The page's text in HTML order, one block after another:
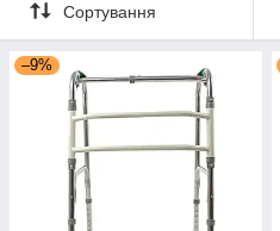
Сортування
–9%